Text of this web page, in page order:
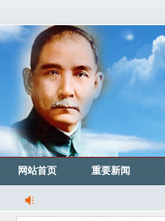
网站首页 重要新闻